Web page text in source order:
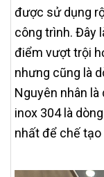
được sử dụng
công trình. Đây
điểm vượt trội
nhưng cũng là
Nguyên nhân là
inox 304 là
nhất để chế